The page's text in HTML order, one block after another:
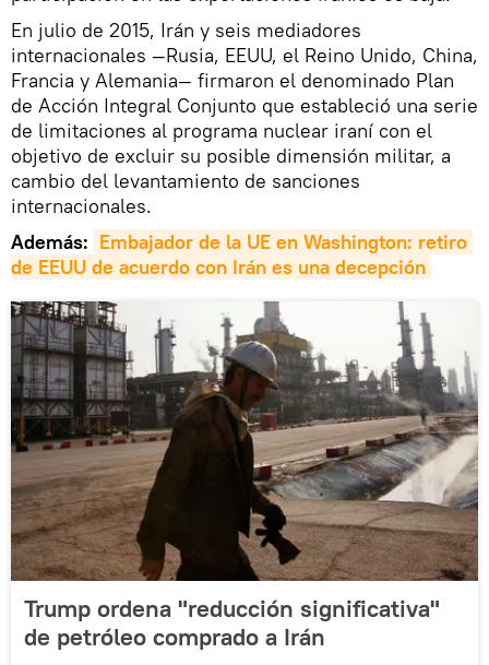
En julio de 2015, Irán y seis mediadores
internacionales —Rusia, EEUU, el Reino Unido, China,
Francia y Alemania— firmaron el denominado Plan
de Acción Integral Conjunto que estableció una serie
de limitaciones al programa nuclear iraní con el
objetivo de excluir su posible dimensión militar, a
cambio del levantamiento de sanciones
internacionales.
Además: Embajador de la UE en Washington: retiro
de EEUU de acuerdo con Irán es una decepción
Trump ordena "reducción significativa"
de petróleo comprado a Irán